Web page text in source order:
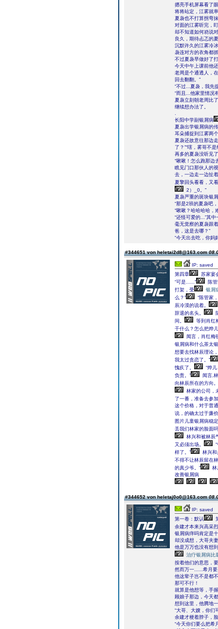
摁亮手机屏幕看了
将将站定，江雾就
夏袅也不打算拐弯
对面的江雾听完，
却不知道如何劝说
良久，期待忐忑的
沉默许久的江雾冷
袅连对方的衣角都
不过夏袅早做好了
今天中午上课前他
老周是个通透人，
回去翻翻。”
“不过...夏袅，我先
“而且...他家里情况
夏袅立刻朝老周比
继续想办法了。
长阳中学副银屑病
夏袅出学银屑病的
耳朵捕捉到江雾两
夏袅还故意往那边
了？”“嗐，雾哥不
再多的夏袅没听见
“啾啾！怎么跑那边
瞧见门口那伙人的
去，一边走一边扯
夏擎回头看看，又
2）_0。”
夏袅严重的斑块银
“那是2班的夏袅吧
“啾啾？哈哈哈哈，
“还怪可爱的...”其
毫无觉察的夏袅跟
爸，这是去哪？”
“今天出去吃，你妈
#344651 von heletai2d8@163.com
IP: saved
第四章
苏家宴
“可是......”
陈
打架，受
银屑
么？”
“陈管家
辰冷漠的说着。
辞退的名头。
间。
等到肖红
干什么？怎么把烨
闻言，肖红梅
银屑病和什么茶太
想要去找林辰理论
我太过贪恋了。”
愧疚了。
“烨
负责。”
闻言,
向林辰所在的方向。
林家的公司，
了一番，准备去参
这个价格，对于普
说，的确太过于廉
图片儿童银屑病稳
丢我们林家的脸面
林兴和被林辰
又必须出场。
样了。”
林兴和
不得不让林辰留在
的真少爷。”
林
改善银屑病
#344652 von heletaj0o0@163.com
IP: saved
第一卷：默认
余建才本来兴高采
银屑病痒吗肯定是
却没成想，大哥夫
他是万万也没有想
治疗银屑病比
按着他们的意思，
然而万一......希月
他这辈子岂不是都
那可不行！
就算是他想等，手
顾娘子那边，今天
想到这里，他腾地
“大哥、大嫂，你们
余建才梗着脖子，
“今天你们要么把希